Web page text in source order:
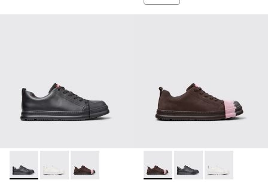
Junction Runner - K100978-012 - Black Leather Sneakers
Junction Runner - K100978-011 - White Leather
Junction Runner - K100978-007 - Brown
Junction Runner -
Junction Runner -
Junction